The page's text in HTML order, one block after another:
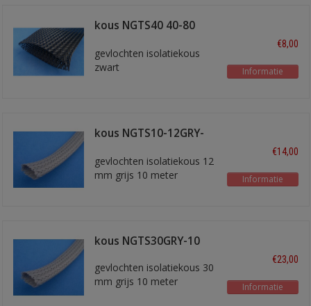
kous NGTS40 40-80
gevlochten isolatiekous
zwart
€8,00
Informatie
kous NGTS10-12GRY-
gevlochten isolatiekous 12
mm grijs 10 meter
€14,00
Informatie
kous NGTS30GRY-10
gevlochten isolatiekous 30
mm grijs 10 meter
€23,00
Informatie